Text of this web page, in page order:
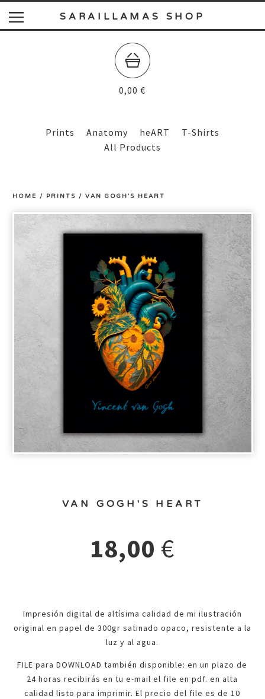
SARAILLAMAS SHOP
0,00 €
Prints Anatomy heART
T-Shirts
All Products
HOME / PRINTS / VAN GOGH'S HEART
VAN GOGH'S HEART
18,00 €
Impresión digital de altísima calidad de mi ilustración
original en papel de 300gr satinado opaco, resistente a la
luz y al agua.
FILE para DOWNLOAD también disponible: en un plazo de
24 horas recibirás en tu e-mail el file en pdf. en alta
calidad listo para imprimir. El precio del file es de 10